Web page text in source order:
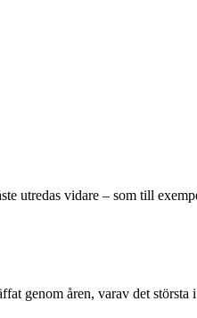
utredas vidare – som till
genom åren, varav det